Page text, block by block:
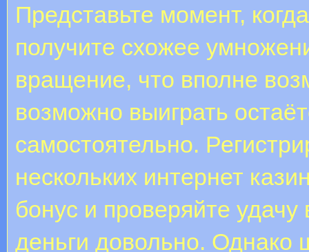
Представьте момент,
получите схожее
вращение, что вполне
возможно выиграть
самостоятельно.
нескольких интернет
бонус и проверяйте
деньги довольно. Однако